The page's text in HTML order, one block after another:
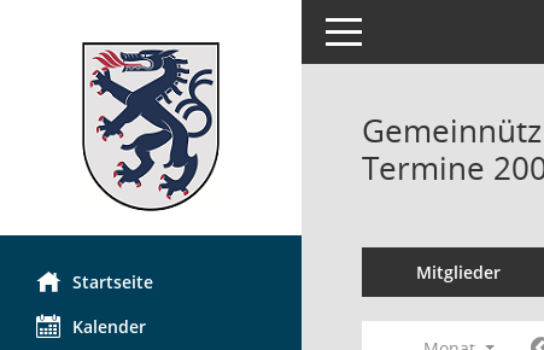
Startseite
Kalender
Toggle navigation
Termine
Mitglieder